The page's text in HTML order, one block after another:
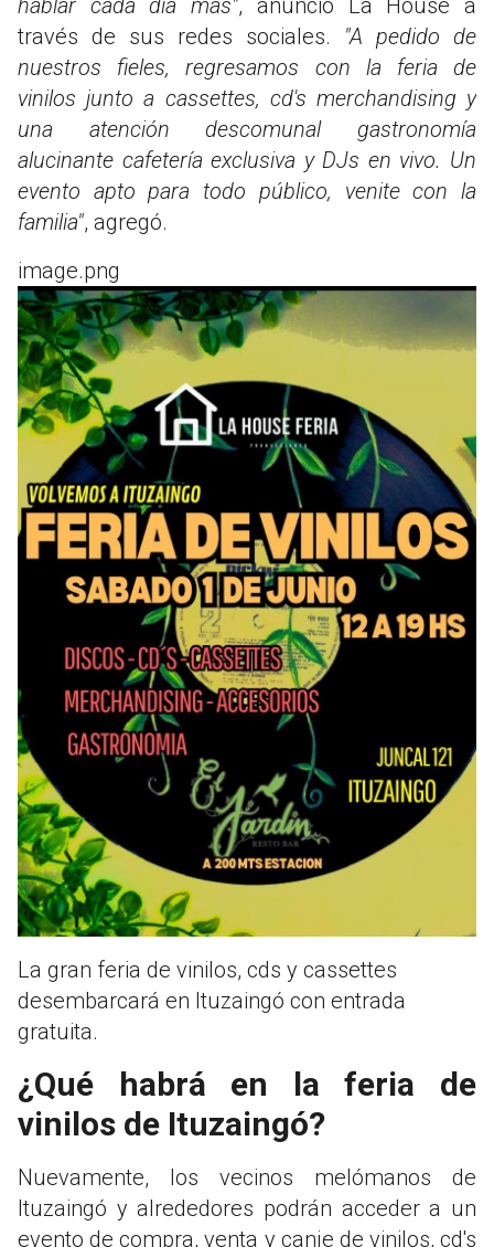
hablar cada día más", anunció La House a
través de sus redes sociales. "A pedido de
nuestros fieles, regresamos con la feria de
vinilos junto a cassettes, cd's merchandising y
una atención descomunal gastronomía
alucinante cafetería exclusiva y DJs en vivo. Un
evento apto para todo público, venite con la
familia", agregó.
image.png
La gran feria de vinilos, cds y cassettes
desembarcará en Ituzaingó con entrada
gratuita.
¿Qué habrá en la feria de
vinilos de Ituzaingó?
Nuevamente, los vecinos melómanos de
Ituzaingó y alrededores podrán acceder a un
evento de compra, venta y canje de vinilos, cd's